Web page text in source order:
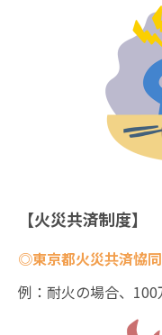
【火災共済制度】
◎東京都火災共済恊
例：耐火の場合、